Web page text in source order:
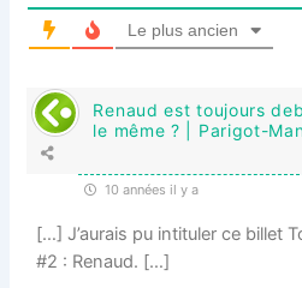
Le plus ancien
Renaud est toujours
le même ? | Parigot-
10 années il y a
[…] J’aurais pu intituler ce billet
#2 : Renaud. […]